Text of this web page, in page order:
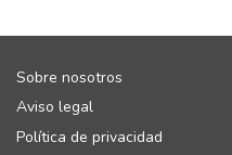
Sobre nosotros
Aviso legal
Política de privacidad